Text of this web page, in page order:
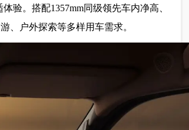
验。搭配1357mm同级领先车内净高、
、户外探索等多样用车需求。